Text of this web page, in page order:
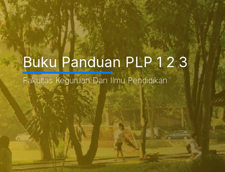
Buku Panduan PLP 1 2 3
Fakultas Keguruan Dan Ilmu Pendidikan